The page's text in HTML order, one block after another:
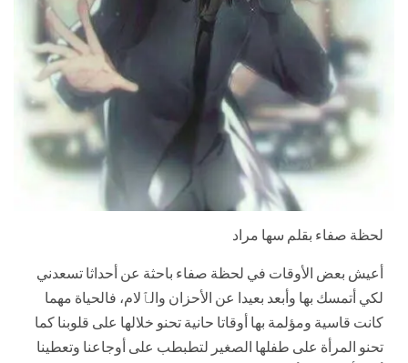
لحظة صفاء بقلم سها مراد
أعيش بعض الأوقات في لحظة صفاء باحثة عن أحداثا تسعدني
لكي أتمسك بها وأبعد بعيدا عن الأحزان والٱلام، فالحياة مهما
كانت قاسية ومؤلمة بها أوقاتا حانية تحنو خلالها على قلوبنا كما
تحنو المرأة على طفلها الصغير لتطبطب على أوجاعنا وتعطينا